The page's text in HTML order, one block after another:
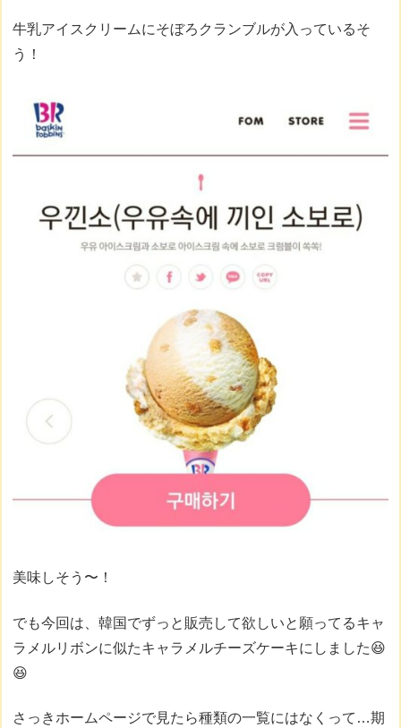
牛乳アイスクリームにそぼろクランブルが入っているそ
う！
美味しそう〜！
でも今回は、韓国でずっと販売して欲しいと願ってるキャ
ラメルリボンに似たキャラメルチーズケーキにしました😆
😆
さっきホームページで見たら種類の一覧にはなくって…期